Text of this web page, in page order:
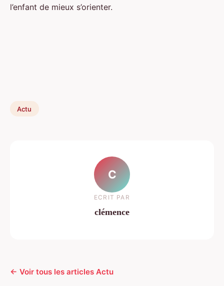
l’enfant de mieux s’orienter.
Actu
C
ECRIT PAR
clémence
← Voir tous les articles Actu